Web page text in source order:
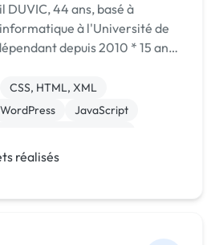
à l'Université de
depuis 2010 * 15 ans
: + Développement web bac...
CSS, HTML, XML
WordPress
JavaScript
réalisés